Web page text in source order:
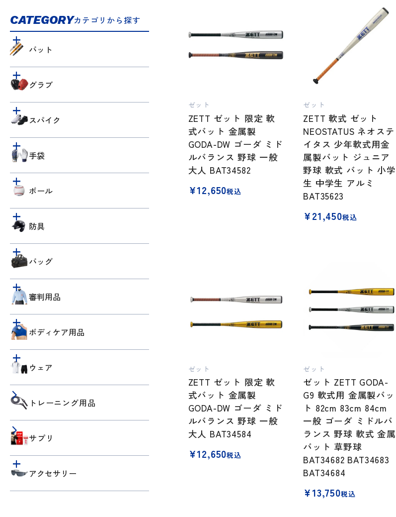
CATEGORYカテゴリから探す
バット
グラブ
スパイク
手袋
ボール
防具
バッグ
審判用品
ボディケア用品
ウェア
トレーニング用品
サプリ
アクセサリー
ゼット
ZETT ゼット 限定 軟
式バット 金属製
GODA-DW ゴーダ ミド
ルバランス 野球 一般
大人 BAT34582
¥12,650税込
ゼット
ZETT 軟式 ゼット
NEOSTATUS ネオステ
イタス 少年軟式用金
属製バット ジュニア
野球 軟式 バット 小学
生 中学生 アルミ
BAT35623
¥21,450税込
ゼット
ZETT ゼット 限定 軟
式バット 金属製
GODA-DW ゴーダ ミド
ルバランス 野球 一般
大人 BAT34584
¥12,650税込
ゼット
ゼット ZETT GODA-
G9 軟式用 金属製バッ
ト 82cm 83cm 84cm
一般 ゴーダ ミドルバ
ランス 野球 軟式 金属
バット 草野球
BAT34682 BAT34683
BAT34684
¥13,750税込